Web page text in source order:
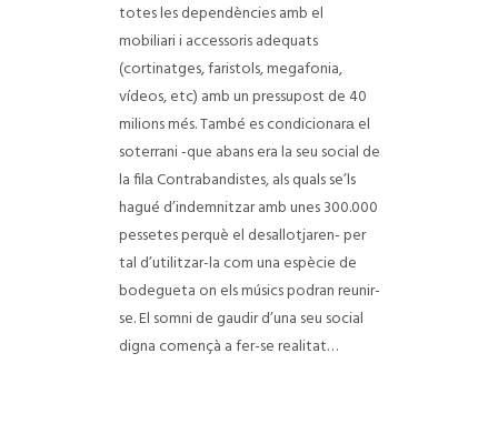
totes les dependències amb el
mobiliari i accessoris adequats
(cortinatges, faristols, megafonia,
vídeos, etc) amb un pressupost de 40
milions més. També es condicionarа el
soterrani -que abans era la seu social de
la filа Contrabandistes, als quals se’ls
hagué d’indemnitzar amb unes 300.000
pessetes perquè el desallotjaren- per
tal d’utilitzar-la com una espècie de
bodegueta on els músics podran reunir-
se. El somni de gaudir d’una seu social
digna començà a fer-se realitat…